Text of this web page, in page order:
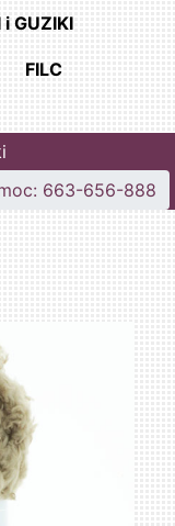
i GUZIKI
FILC
663-656-888